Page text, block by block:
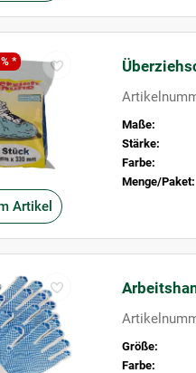
Artikel
*
Maße:
Stärke:
Farbe:
Menge/Paket:
Größe:
Farbe: